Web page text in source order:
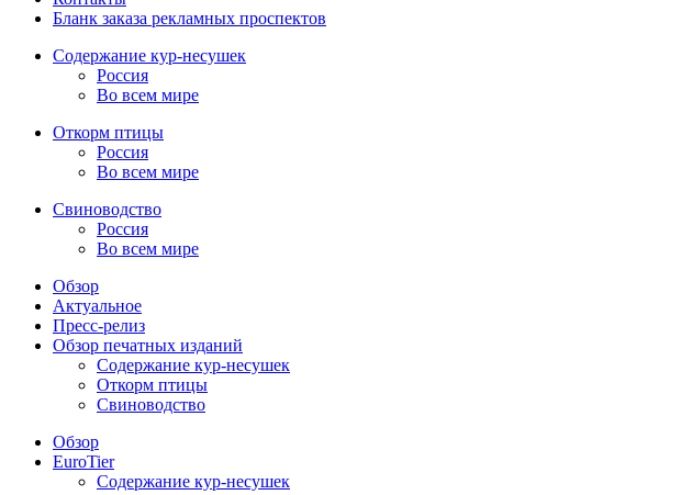
Бланк заказа рекламных проспектов
Содержание кур-несушек
Россия
Во всем мире
Откорм птицы
Россия
Во всем мире
Свиноводство
Россия
Во всем мире
Обзор
Актуальное
Пресс-релиз
Обзор печатных изданий
Содержание кур-несушек
Откорм птицы
Свиноводство
Обзор
EuroTier
Содержание кур-несушек